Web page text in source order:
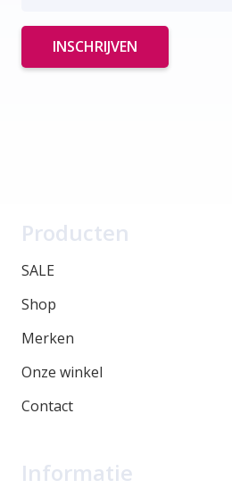
Producten
SALE
Shop
Merken
Onze winkel
Contact
Informatie